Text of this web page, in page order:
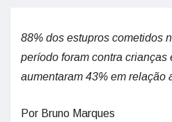
88% dos estupros cometidos
período foram contra
aumentaram 43% em relação
Por Bruno Marques